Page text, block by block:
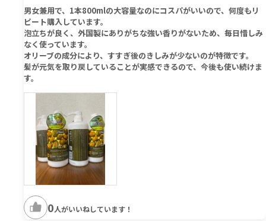
男女兼用で、1本800mlの大容量なのにコスパがいいので、何度もリ
ピート購入しています。
泡立ちが良く、外国製にありがちな強い香りがないため、毎日惜しみ
なく使っています。
オリーブの成分により、すすぎ後のきしみが少ないのが特徴です。
髪が元気を取り戻していることが実感できるので、今後も使い続けま
す。
0人がいいねしています！